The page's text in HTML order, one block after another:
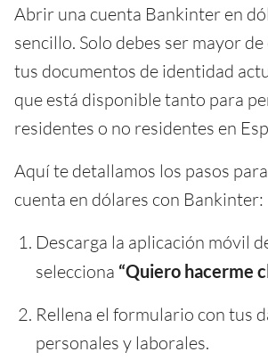
Abrir una cuenta Bankinter en
sencillo. Solo debes ser mayor
tus documentos de identidad
que está disponible tanto para
residentes o no residentes en
Aquí te detallamos los pasos
cuenta en dólares con Bankinter:
Descarga la aplicación móvil
selecciona “Quiero hacerme
Rellena el formulario con tus
personales y laborales.